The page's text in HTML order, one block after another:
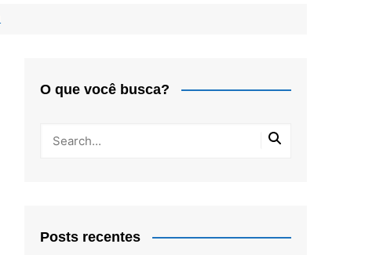
O que você busca?
Posts recentes